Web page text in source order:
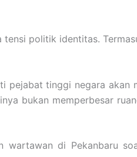
politik identitas.
pejabat tinggi negara akan
bukan memperbesar
wartawan di Pekanbaru